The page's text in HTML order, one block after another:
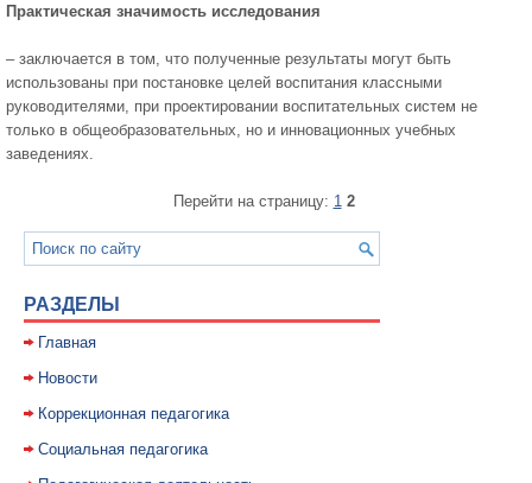
Практическая значимость исследования
– заключается в том, что полученные результаты могут быть
использованы при постановке целей воспитания классными
руководителями, при проектировании воспитательных систем не
только в общеобразовательных, но и инновационных учебных
заведениях.
Перейти на страницу: 1 2
РАЗДЕЛЫ
Главная
Новости
Коррекционная педагогика
Социальная педагогика